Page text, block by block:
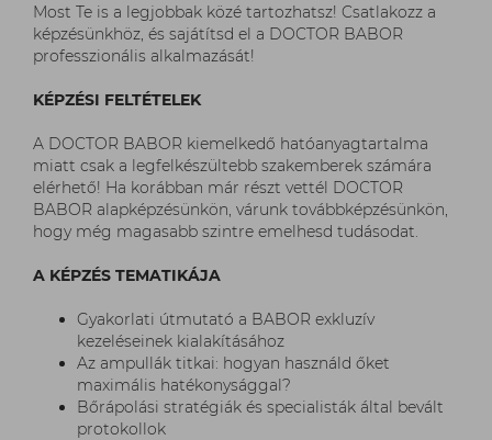
Most Te is a legjobbak közé tartozhatsz! Csatlakozz a
képzésünkhöz, és sajátítsd el a DOCTOR BABOR
professzionális alkalmazását!
KÉPZÉSI FELTÉTELEK
A DOCTOR BABOR kiemelkedő hatóanyagtartalma
miatt csak a legfelkészültebb szakemberek számára
elérhető! Ha korábban már részt vettél DOCTOR
BABOR alapképzésünkön, várunk továbbképzésünkön,
hogy még magasabb szintre emelhesd tudásodat.
A KÉPZÉS TEMATIKÁJA
Gyakorlati útmutató a BABOR exkluzív
kezeléseinek kialakításához
Az ampullák titkai: hogyan használd őket
maximális hatékonysággal?
Bőrápolási stratégiák és specialisták által bevált
protokollok